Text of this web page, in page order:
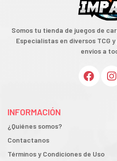
Somos tu tienda de juegos de
Especialistas en diversos TCG
envíos a
INFORMACIÓN
¿Quiénes somos?
Contactanos
Términos y Condiciones de Uso